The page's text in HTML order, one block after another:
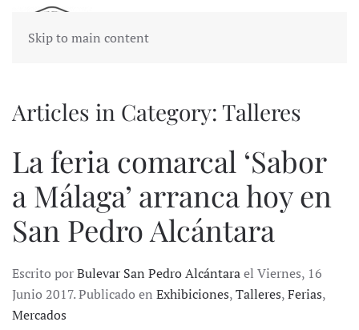
Skip to main content
Articles in Category: Talleres
La feria comarcal ‘Sabor
a Málaga’ arranca hoy en
San Pedro Alcántara
Escrito porBulevar San Pedro Alcántarael Viernes, 16
Junio 2017. Publicado en Exhibiciones,Talleres,Ferias,
Mercados